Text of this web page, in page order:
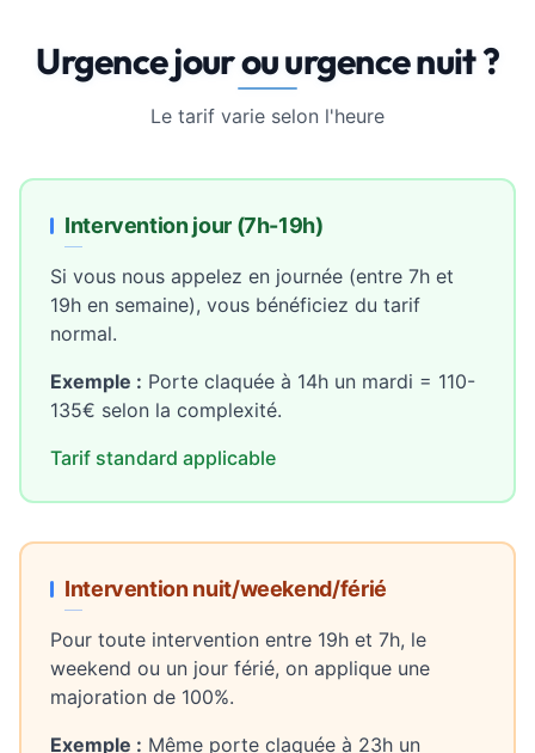
Urgence jour ou urgence nuit ?
Le tarif varie selon l'heure
Intervention jour (7h-19h)
Si vous nous appelez en journée (entre 7h et
19h en semaine), vous bénéficiez du tarif
normal.
Exemple : Porte claquée à 14h un mardi = 110-
135€ selon la complexité.
Tarif standard applicable
Intervention nuit/weekend/férié
Pour toute intervention entre 19h et 7h, le
weekend ou un jour férié, on applique une
majoration de 100%.
Exemple : Même porte claquée à 23h un